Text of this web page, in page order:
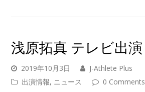
浅原拓真 テレビ出演
2019年10月3日
J-Athlete Plus
出演情報, ニュース 0 Comments